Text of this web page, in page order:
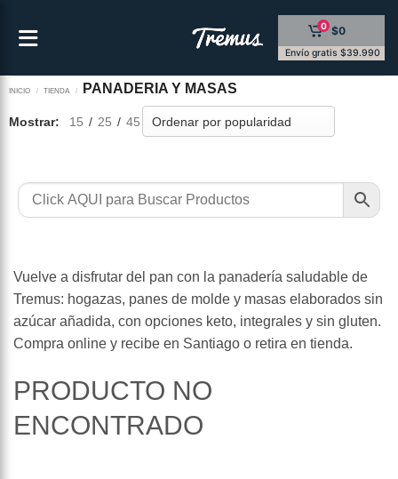
0 $0
Envío gratis $39.990
INICIO / TIENDA / PANADERIA Y MASAS
Mostrar: 15 / 25 / 45
Vuelve a disfrutar del pan con la panadería saludable de
Tremus: hogazas, panes de molde y masas elaborados sin
azúcar añadida, con opciones keto, integrales y sin gluten.
Compra online y recibe en Santiago o retira en tienda.
PRODUCTO NO
ENCONTRADO